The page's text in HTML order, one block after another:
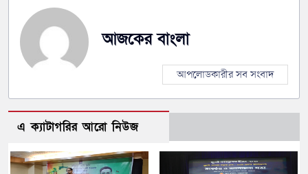
আজকের বাংলা
আপলোডকারীর সব সংবাদ
এ ক্যাটাগরির আরো নিউজ